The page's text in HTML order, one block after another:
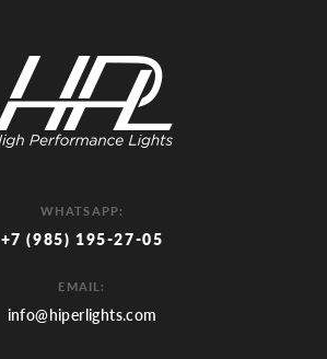
WHATSAPP:
+7 (985) 195-27-05
EMAIL:
info@hiperlights.com